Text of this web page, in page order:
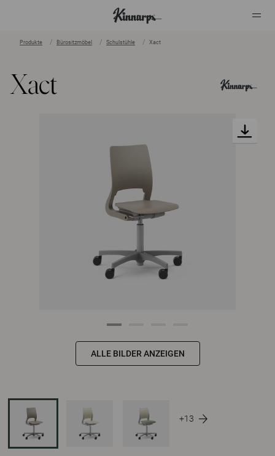
Produkte Bürositzmöbel Schulstühle Xact
Xact
ALLE BILDER ANZEIGEN
+13